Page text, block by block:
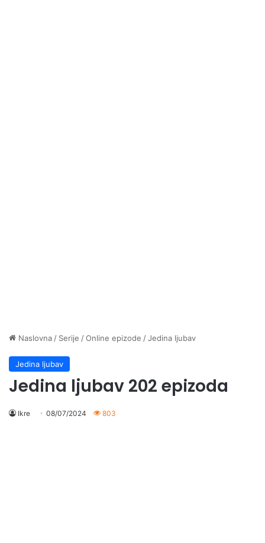
Naslovna / Serije /Online epizode /Jedina ljubav
Jedina ljubav
Jedina ljubav 202 epizoda
Ikre 08/07/2024 803